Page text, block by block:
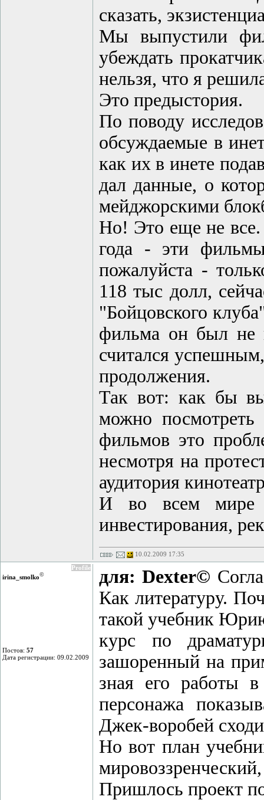
сказать,
Мы выпустили
убеждать
нельзя, что я
Это предыстория.
По поводу
обсуждаемые в
как их в инете
дал данные, о
мейджорскими
Но! Это еще не все.
года - эти
пожалуйста -
118 тыс долл,
"Бойцовского
фильма он был не
считался
продолжения.
Так вот: как бы
можно
фильмов это
несмотря на
аудитория
И во всем мире
инвестирования,
10.02.2009 17:35
Profile
irina_smolko©
Постов: 57
Дата регистрации: 09.02.2009
для: Dexter©
Как литературу.
такой учебник
курс по
зашоренный на
зная его работы
персонажа
Джек-воробей
Но вот план
Пришлось проект